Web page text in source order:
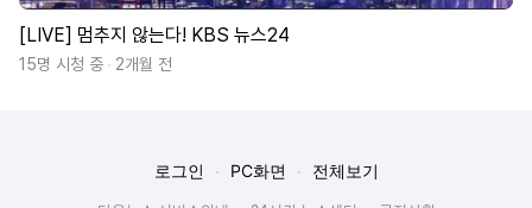
[LIVE] 멈추지 않는다! KBS 뉴스24
15명 시청 중 2개월 전
로그인 PC화면 전체보기